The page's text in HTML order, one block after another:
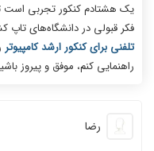
یک هشتادم کنکور تجربی است
فکر قبولی در دانشگاه‌های
تلفنی برای کنکور ارشد کامپیوتر
راهنمایی کنم، موفق و پیروز
رضا